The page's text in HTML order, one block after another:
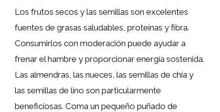
Los frutos secos y las semillas son excelentes
fuentes de grasas saludables, proteínas y fibra.
Consumirlos con moderación puede ayudar a
frenar el hambre y proporcionar energía sostenida.
Las almendras, las nueces, las semillas de chía y
las semillas de lino son particularmente
beneficiosas. Coma un pequeño puñado de